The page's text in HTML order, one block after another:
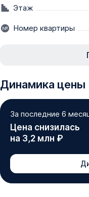
объектам. Сейчас
цену.
☑ Узнайте
застройщика и
▫ Этаж: 14 | Площадь:
О жилом комплексе:
ЖК «Притяжение»
массиве Ростова-
Маршала Жукова.
Этаж
Номер квартиры
Динамика цены
За последние 6
Цена снизилась
на 3,2 млн ₽